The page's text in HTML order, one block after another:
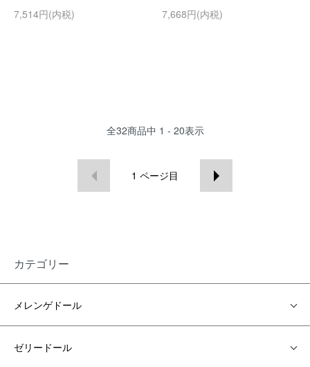
7,514円(内税)
7,668円(内税)
全32商品中 1 - 20表示
1 ページ目
カテゴリー
メレンゲドール
ゼリードール